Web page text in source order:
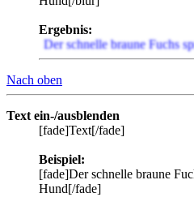
Ergebnis:
Der schnelle braune Fuchs
Nach oben
Text ein-/ausblenden
[fade]Text[/fade]
Beispiel:
[fade]Der schnelle braune
Hund[/fade]